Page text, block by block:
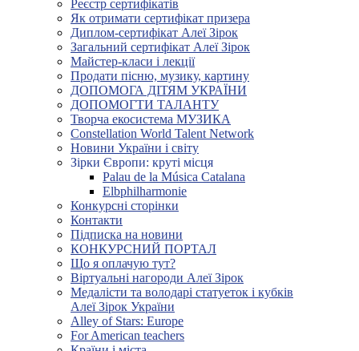
Реєстр сертифікатів
Як отримати сертифікат призера
Диплом-сертифікат Алеї Зірок
Загальний сертифікат Алеї Зірок
Майстер-класи і лекції
Продати пісню, музику, картину
ДОПОМОГА ДІТЯМ УКРАЇНИ
ДОПОМОГТИ ТАЛАНТУ
Творча екосистема МУЗИКА
Constellation World Talent Network
Новини України і світу
Зірки Європи: круті місця
Palau de la Música Catalana
Elbphilharmonie
Конкурсні сторінки
Контакти
Підписка на новини
КОНКУРСНИЙ ПОРТАЛ
Що я оплачую тут?
Віртуальні нагороди Алеї Зірок
Медалісти та володарі статуеток і кубків
Алеї Зірок України
Alley of Stars: Europe
For American teachers